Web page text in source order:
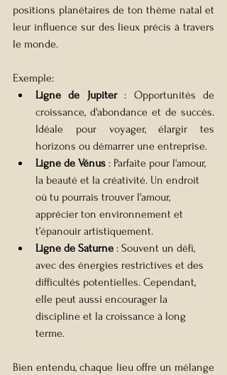
positions planétaires de ton thème natal et
leur influence sur des lieux précis à travers
le monde.
Exemple:
Ligne de Jupiter : Opportunités de
croissance, d'abondance et de succès.
Idéale pour voyager, élargir tes
horizons ou démarrer une entreprise.
Ligne de Vénus : Parfaite pour l'amour,
la beauté et la créativité. Un endroit
où tu pourrais trouver l'amour,
apprécier ton environnement et
t’épanouir artistiquement.
Ligne de Saturne : Souvent un défi,
avec des énergies restrictives et des
difficultés potentielles. Cependant,
elle peut aussi encourager la
discipline et la croissance à long
terme.
Bien entendu, chaque lieu offre un mélange